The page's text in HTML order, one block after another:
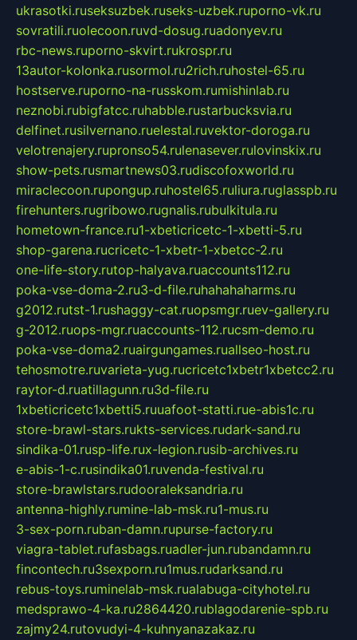
ukrasotki.ruseksuzbek.ruseks-uzbek.ruporno-vk.ru
sovratili.ruolecoon.ruvd-dosug.ruadonyev.ru
rbc-news.ruporno-skvirt.rukrospr.ru
13autor-kolonka.rusormol.ru2rich.ruhostel-65.ru
hostserve.ruporno-na-russkom.rumishinlab.ru
neznobi.rubigfatcc.ruhabble.rustarbucksvia.ru
delfinet.rusilvernano.ruelestal.ruvektor-doroga.ru
velotrenajery.rupronso54.rulenasever.rulovinskix.ru
show-pets.rusmartnews03.rudiscofoxworld.ru
miraclecoon.rupongup.ruhostel65.ruliura.ruglasspb.ru
firehunters.rugribowo.rugnalis.rubulkitula.ru
hometown-france.ru1-xbeticricetc-1-xbetti-5.ru
shop-garena.rucricetc-1-xbetr-1-xbetcc-2.ru
one-life-story.rutop-halyava.ruaccounts112.ru
poka-vse-doma-2.ru3-d-file.ruhahahaharms.ru
g2012.rutst-1.rushaggy-cat.ruopsmgr.ruev-gallery.ru
g-2012.ruops-mgr.ruaccounts-112.rucsm-demo.ru
poka-vse-doma2.ruairgungames.ruallseo-host.ru
tehosmotre.ruvarieta-yug.rucricetc1xbetr1xbetcc2.ru
raytor-d.ruatillagunn.ru3d-file.ru
1xbeticricetc1xbetti5.ruuafoot-statti.rue-abis1c.ru
store-brawl-stars.rukts-services.rudark-sand.ru
sindika-01.rusp-life.rux-legion.rusib-archives.ru
e-abis-1-c.rusindika01.ruvenda-festival.ru
store-brawlstars.rudooraleksandria.ru
antenna-highly.rumine-lab-msk.ru1-mus.ru
3-sex-porn.ruban-damn.rupurse-factory.ru
viagra-tablet.rufasbags.ruadler-jun.rubandamn.ru
fincontech.ru3sexporn.ru1mus.rudarksand.ru
rebus-toys.ruminelab-msk.rualabuga-cityhotel.ru
medsprawo-4-ka.ru2864420.rublagodarenie-spb.ru
zajmy24.rutovudyi-4-kuhnyanazakaz.ru